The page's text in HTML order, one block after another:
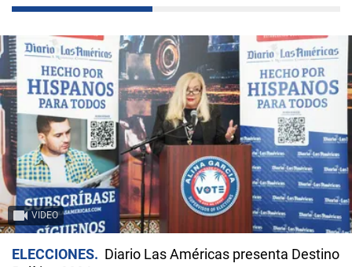
VIDEO
ELECCIONES
Diario Las Américas presenta Destino